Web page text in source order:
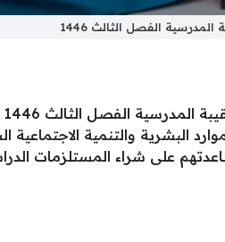
الفصل الثالث 1446
1446-2025، حيث تقدم وزارة الموارد
على شراء المستلزمات